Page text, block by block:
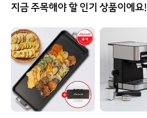
지금 주목해야 할 인기 상품이에요!